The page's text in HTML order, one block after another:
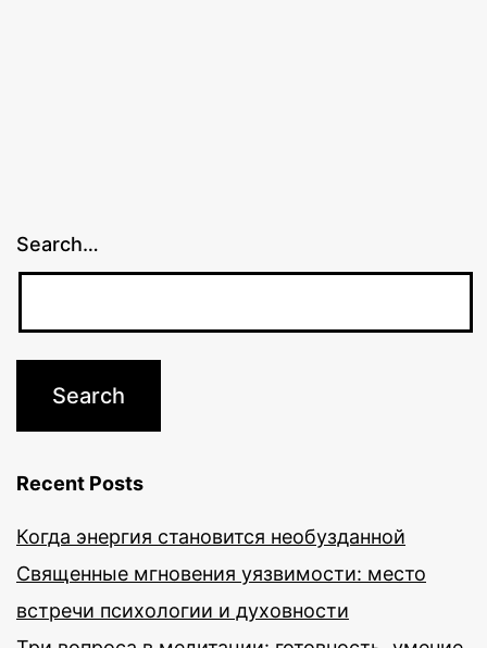
Search…
Recent Posts
Когда энергия становится необузданной
Священные мгновения уязвимости: место
встречи психологии и духовности